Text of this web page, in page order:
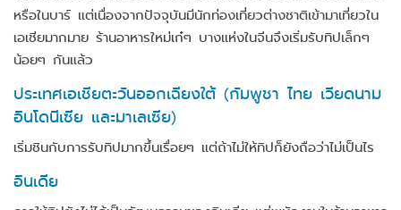
หรือในบาร์ แต่เนื่องจากปัจจุบันมีนักท่องเที่ยวต่างชาติเข้ามาเที่ยวใน
เอเชียมากมาย ร้านอาหารใหม่เก๋ๆ บางแห่งในจีนจึงเริ่มรับทิปเล็กๆ
น้อยๆ กันแล้ว
ประเทศเอเชียตะวันออกเฉียงใต้ (กัมพูชา ไทย เวียดนาม
อินโดนีเซีย และมาเลเซีย)
เริ่มชินกับการรับทิปมากขึ้นเรื่อยๆ แต่ถ้าไม่ให้ทิปก็ยังถือว่าไม่เป็นไร
อินเดีย